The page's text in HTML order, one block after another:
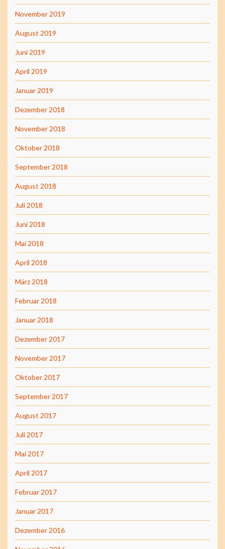
November 2019
August 2019
Juni 2019
April 2019
Januar 2019
Dezember 2018
November 2018
Oktober 2018
September 2018
August 2018
Juli 2018
Juni 2018
Mai 2018
April 2018
März 2018
Februar 2018
Januar 2018
Dezember 2017
November 2017
Oktober 2017
September 2017
August 2017
Juli 2017
Mai 2017
April 2017
Februar 2017
Januar 2017
Dezember 2016